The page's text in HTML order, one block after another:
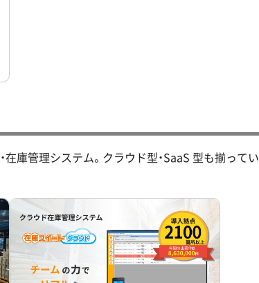
在庫管理システム。クラウド型・SaaS 型も揃ってい